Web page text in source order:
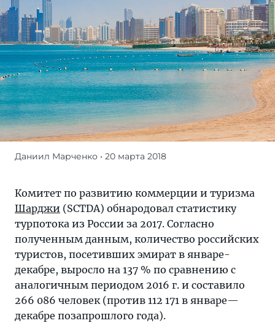
Журнал/
турпоток
в
Шарджу
увеличился
на
137
процентов
—
самая
Даниил Марченко • 20 марта 2018
Комитет по развитию коммерции и туризма
Шарджи (SCTDA) обнародовал статистику
турпотока из России за 2017. Согласно
полученным данным, количество российских
туристов, посетивших эмират в январе-
декабре, выросло на 137 % по сравнению с
аналогичным периодом 2016 г. и составило
266 086 человек (против 112 171 в январе—
декабре позапрошлого года).